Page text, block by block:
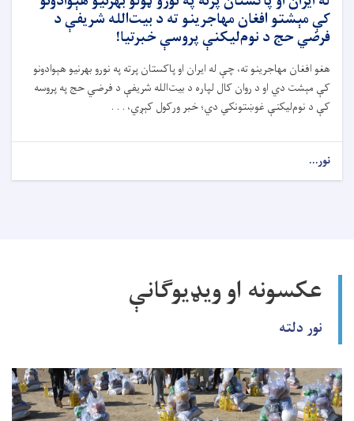
کې مېشتو افغان مهاجرینو ته د بیت‌الله شریفې د
فرضي حج د نوم‌لیکنې پروسې خبرتیا!
هغو افغان مهاجرینو ته، چې له ایران او پاکستان پرته په نورو بهرنیو هېوادونو
کې مېشت دي او د روان کال لپاره د بیت‌الله شریفې د فرضي حج په پروسه
کې د نوم‌لیکنې غوښتونکي دي؛ خبر ورکول کېږي، . . .
نور...
عکسونه او ویډیوګانې
نور دلته